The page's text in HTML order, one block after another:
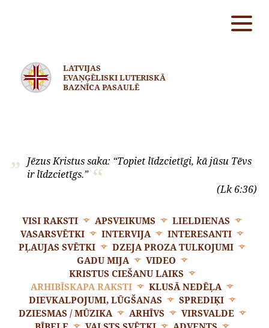
LATVIJAS
EVAŅĢĒLISKI LUTERISKĀ
BAZNĪCA PASAULĒ
Jēzus Kristus saka: “Topiet līdzcietīgi, kā jūsu Tēvs
ir līdzcietīgs.”
(Lk 6:36)
VISI RAKSTI APSVEIKUMS
LIELDIENAS
VASARSVĒTKI
INTERVIJA
INTERESANTI
PĻAUJAS SVĒTKI
DZEJA PROZA TULKOJUMI
GADU MIJA
VIDEO
KRISTUS CIEŠANU LAIKS
ARHIBĪSKAPA RAKSTI
KLUSĀ NEDĒĻA
DIEVKALPOJUMI, LŪGŠANAS
SPREDIĶI
DZIESMAS / MŪZIKA
ARHĪVS
VIRSVALDE